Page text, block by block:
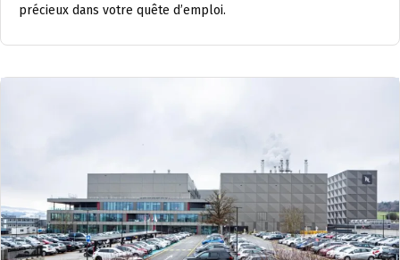
précieux dans votre quête d’emploi.